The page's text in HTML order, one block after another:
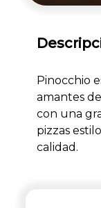
Pinocchio
amantes
con una
pizzas
calidad.